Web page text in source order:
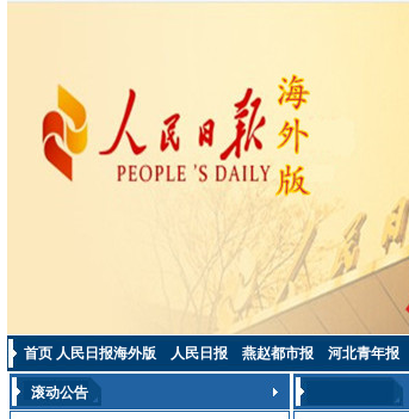
首页 人民日报海外版 人民日报 燕赵都市报 河北青年报
滚动公告